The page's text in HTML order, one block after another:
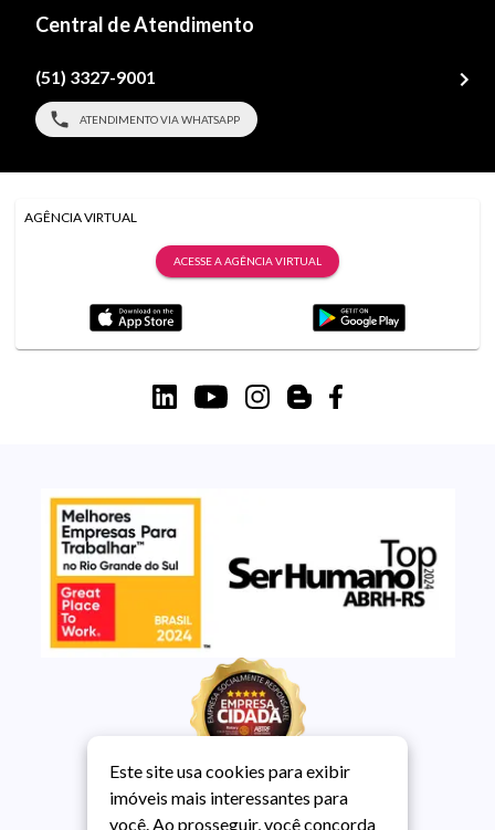
Central de Atendimento
(51) 3327-9001
ATENDIMENTO VIA WHATSAPP
AGÊNCIA VIRTUAL
ACESSE A AGÊNCIA VIRTUAL
Este site usa cookies para exibir
imóveis mais interessantes para
você. Ao prosseguir, você concorda